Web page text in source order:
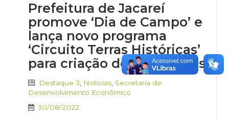
Prefeitura de Jacareí
promove ‘Dia de Campo’ e
lança novo programa
‘Circuito Terras Históricas’
para criação de rotas rurais
Destaque 3 Notícias Secretaria de
Desenvolvimento Econômico
30/08/2022